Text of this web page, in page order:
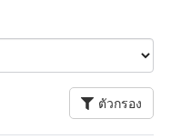
ตัวกรอง